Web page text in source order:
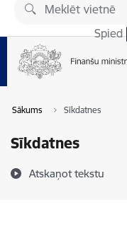
Pāriet uz lapas saturu
Spied
Sākums Sīkdatnes
Sīkdatnes
Atskaņot tekstu